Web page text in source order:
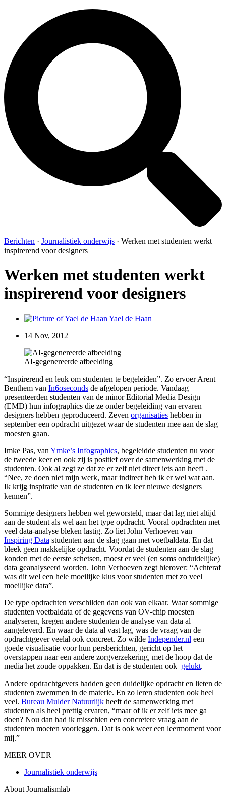
Berichten · Journalistiek onderwijs · Werken met studenten werkt
inspirerend voor designers
Werken met studenten werkt
inspirerend voor designers
Yael de Haan
14 Nov, 2012
AI-gegenereerde afbeelding
“Inspirerend en leuk om studenten te begeleiden”. Zo ervoer Arent
Benthem van In6oseconds de afgelopen periode. Vandaag
presenteerden studenten van de minor Editorial Media Design
(EMD) hun infographics die ze onder begeleiding van ervaren
designers hebben geproduceerd. Zeven organisaties hebben in
september een opdracht uitgezet waar de studenten mee aan de slag
moesten gaan.
Imke Pas, van Ymke’s Infographics, begeleidde studenten nu voor
de tweede keer en ook zij is positief over de samenwerking met de
studenten. Ook al zegt ze dat ze er zelf niet direct iets aan heeft .
“Nee, ze doen niet mijn werk, maar indirect heb ik er wel wat aan.
Ik krijg inspiratie van de studenten en ik leer nieuwe designers
kennen”.
Sommige designers hebben wel geworsteld, maar dat lag niet altijd
aan de student als wel aan het type opdracht. Vooral opdrachten met
veel data-analyse bleken lastig. Zo liet John Verhoeven van
Inspiring Data studenten aan de slag gaan met voetbaldata. En dat
bleek geen makkelijke opdracht. Voordat de studenten aan de slag
konden met de eerste schetsen, moest er veel (en soms onduidelijke)
data geanalyseerd worden. John Verhoeven zegt hierover: “Achteraf
was dit wel een hele moeilijke klus voor studenten met zo veel
moeilijke data”.
De type opdrachten verschilden dan ook van elkaar. Waar sommige
studenten voetbaldata of de gegevens van OV-chip moesten
analyseren, kregen andere studenten de analyse van data al
aangeleverd. En waar de data al vast lag, was de vraag van de
opdrachtgever veelal ook concreet. Zo wilde Independer.nl een
goede visualisatie voor hun persberichten, gericht op het
overstappen naar een andere zorgverzekering, met de hoop dat de
media het zoude oppakken. En dat is de studenten ook gelukt.
Andere opdrachtgevers hadden geen duidelijke opdracht en lieten de
studenten zwemmen in de materie. En zo leren studenten ook heel
veel. Bureau Mulder Natuurlijk heeft de samenwerking met
studenten als heel prettig ervaren, “maar of ik er zelf iets mee ga
doen? Nou dan had ik misschien een concretere vraag aan de
studenten moeten voorleggen. Dat is ook weer een leermoment voor
mij.”
MEER OVER
Journalistiek onderwijs
About Journalismlab